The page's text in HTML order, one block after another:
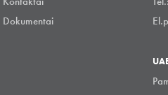
Dokumentai